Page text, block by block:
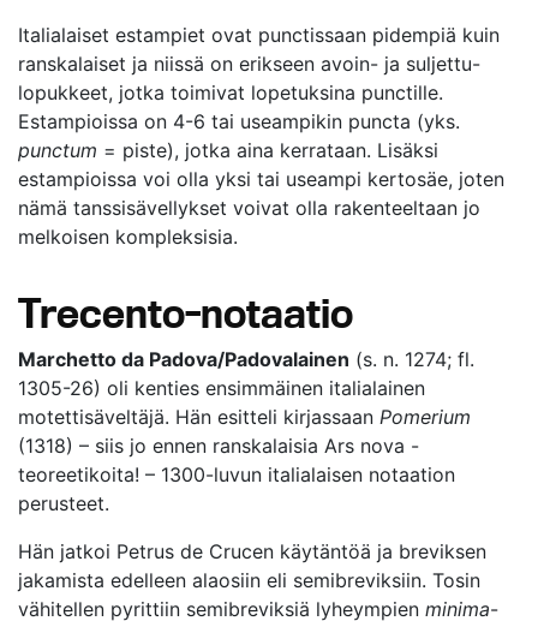
Italialaiset estampiet ovat punctissaan pidempiä kuin
ranskalaiset ja niissä on erikseen avoin- ja suljettu-
lopukkeet, jotka toimivat lopetuksina punctille.
Estampioissa on 4-6 tai useampikin puncta (yks.
punctum = piste), jotka aina kerrataan. Lisäksi
estampioissa voi olla yksi tai useampi kertosäe, joten
nämä tanssisävellykset voivat olla rakenteeltaan jo
melkoisen kompleksisia.
Trecento-notaatio
Marchetto da Padova/Padovalainen (s. n. 1274; fl.
1305-26) oli kenties ensimmäinen italialainen
motettisäveltäjä. Hän esitteli kirjassaan Pomerium
(1318) – siis jo ennen ranskalaisia Ars nova -
teoreetikoita! – 1300-luvun italialaisen notaation
perusteet.
Hän jatkoi Petrus de Crucen käytäntöä ja breviksen
jakamista edelleen alaosiin eli semibreviksiin. Tosin
vähitellen pyrittiin semibreviksiä lyheympien minima-